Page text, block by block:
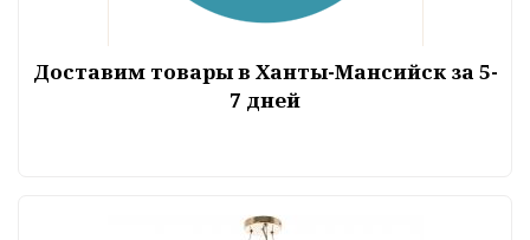
Доставим товары в Ханты-Мансийск за 5-
7 дней